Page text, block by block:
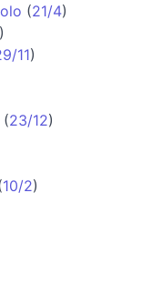
(21/4)
)
11)
(23/12)
10/2)